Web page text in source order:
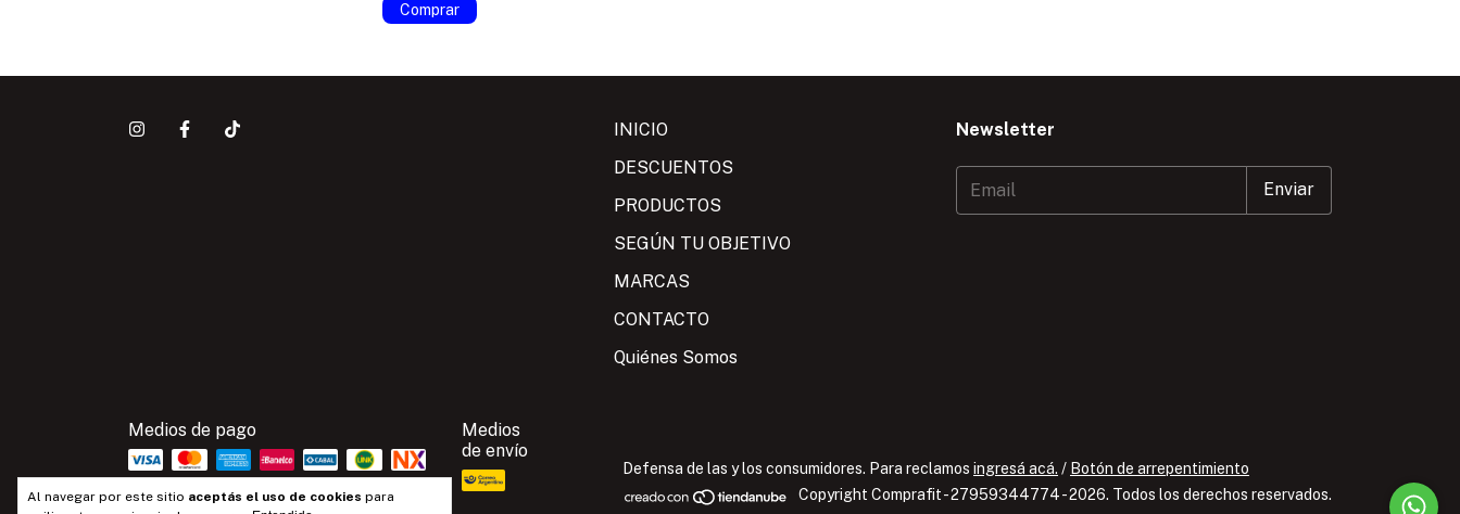
Al navegar por este sitio aceptás el uso de cookies para
INICIO
DESCUENTOS
PRODUCTOS
SEGÚN TU OBJETIVO
MARCAS
CONTACTO
Quiénes Somos
Newsletter
Medios de pago
Medios
de envío
Defensa de las y los consumidores. Para reclamos ingresá acá. / Botón de arrepentimiento
Copyright Comprafit - 27959344774 - 2026. Todos los derechos reservados.